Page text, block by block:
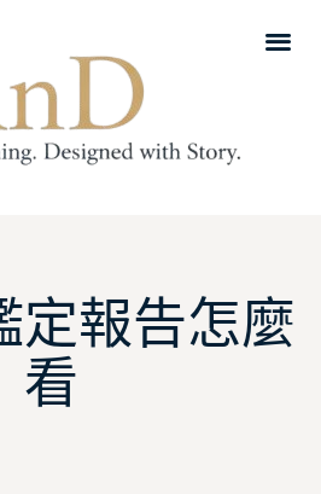
定報告怎麼
看